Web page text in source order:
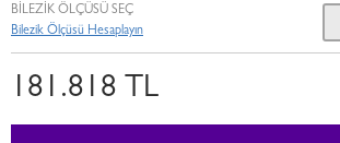
BİLEZİK ÖLÇÜSÜ SEÇ
Bilezik Ölçüsü Hesaplayın
181.818 TL